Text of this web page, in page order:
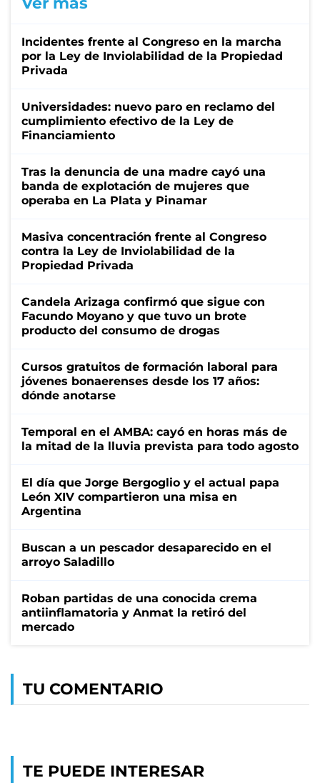
Incidentes frente al Congreso en la marcha
por la Ley de Inviolabilidad de la Propiedad
Privada
Universidades: nuevo paro en reclamo del
cumplimiento efectivo de la Ley de
Financiamiento
Tras la denuncia de una madre cayó una
banda de explotación de mujeres que
operaba en La Plata y Pinamar
Masiva concentración frente al Congreso
contra la Ley de Inviolabilidad de la
Propiedad Privada
Candela Arizaga confirmó que sigue con
Facundo Moyano y que tuvo un brote
producto del consumo de drogas
Cursos gratuitos de formación laboral para
jóvenes bonaerenses desde los 17 años:
dónde anotarse
Temporal en el AMBA: cayó en horas más de
la mitad de la lluvia prevista para todo agosto
El día que Jorge Bergoglio y el actual papa
León XIV compartieron una misa en
Argentina
Buscan a un pescador desaparecido en el
arroyo Saladillo
Roban partidas de una conocida crema
antiinflamatoria y Anmat la retiró del
mercado
TU COMENTARIO
TE PUEDE INTERESAR